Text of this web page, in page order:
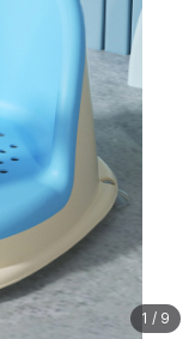
1 / 9